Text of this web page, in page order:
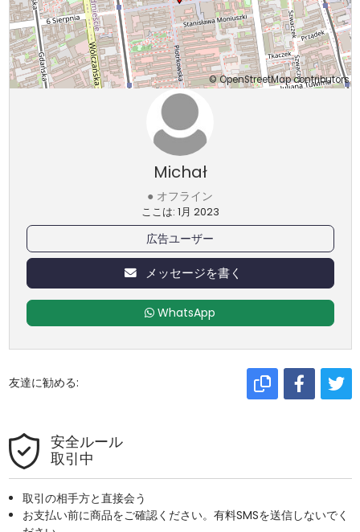
©OpenStreetMapcontributors
Michał
● オフライン
ここは: 1月 2023
広告ユーザー
メッセージを書く
WhatsApp
友達に勧める:
安全ルール
取引中
取引の相手方と直接会う
お支払い前に商品をご確認ください。有料SMSを送信しないでく